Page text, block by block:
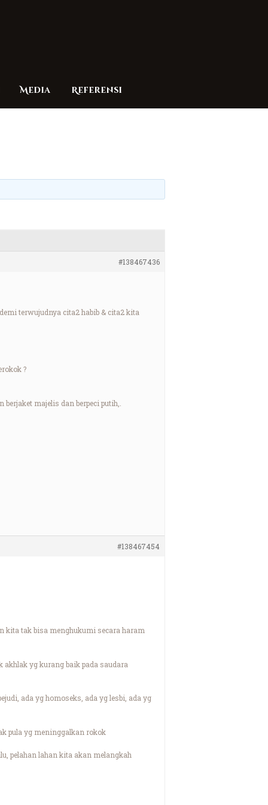
Media Referensi
#138467436
terwujudnya cita2 habib & cita2 kita
?
majelis dan berpeci putih,.
#138467454
kita tak bisa menghukumi secara haram
yg kurang baik pada saudara
ada yg homoseks, ada yg lesbi, ada yg
pula yg meninggalkan rokok
pelahan lahan kita akan melangkah